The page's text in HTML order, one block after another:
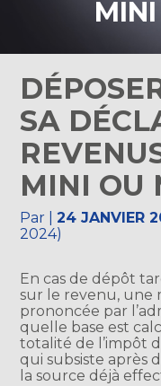
SA
MINI OU
Par |24 JANVIER
2024)
En cas de dépôt
sur le revenu, une
prononcée par
quelle base est
totalité de l’impôt
qui subsiste après
la source déjà